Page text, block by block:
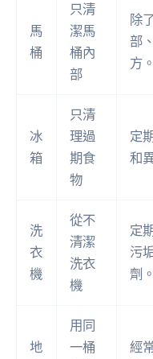
馬
桶
只清
潔馬
桶內
部
除
部
方。
冰
箱
只清
理過
期食
物
定
和
洗
衣
機
從不
清潔
洗衣
機
定
污
劑。
地
用同
一桶
經